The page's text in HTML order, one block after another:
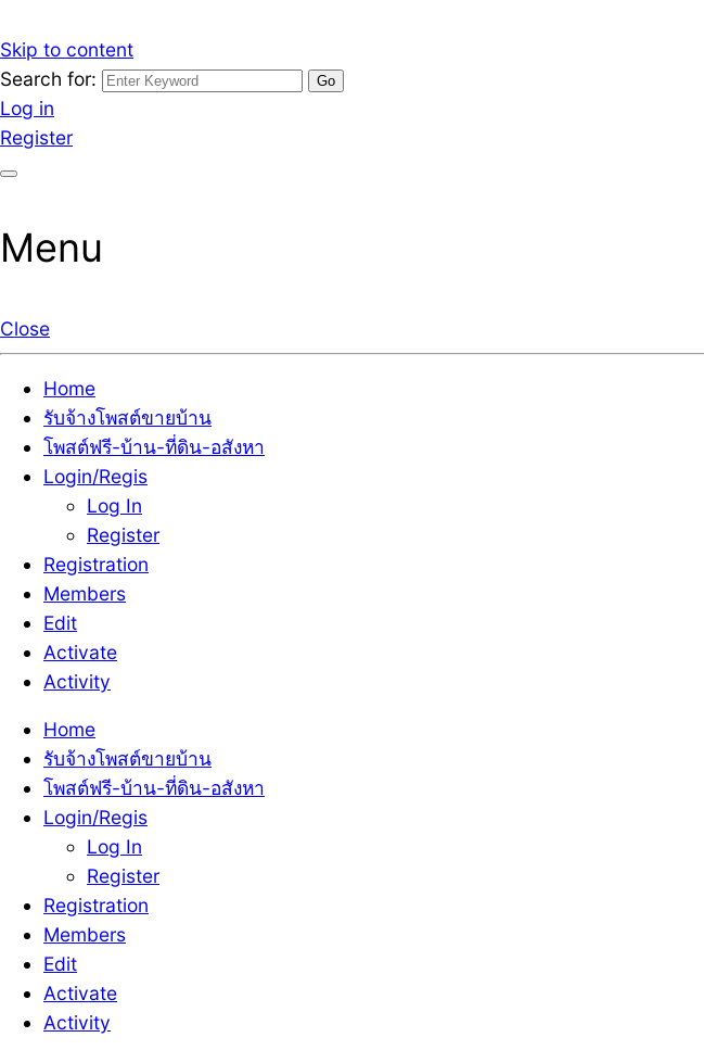
Skip to content
รับจ้างโพสต์ขายบ้านราคาถูก รับโพสต์ลงเว็บขายบ้าน ที่ดิน อสังหา โพสต์คุณภาพ ราคา
เว็บไซต์ รับจ้างโพสต์ขายบ้านราคาถูก อสังหา ทีดิน โพสต์ลงเว็บขายบ้าน รับโพสต์ที่ดิน
Search for:
Log in
Register
Menu
Close
Home
รับจ้างโพสต์ขายบ้าน
โพสต์ฟรี-บ้าน-ที่ดิน-อสังหา
Login/Regis
Log In
Register
Registration
Members
Edit
Activate
Activity
Home
รับจ้างโพสต์ขายบ้าน
โพสต์ฟรี-บ้าน-ที่ดิน-อสังหา
Login/Regis
Log In
Register
Registration
Members
Edit
Activate
Activity